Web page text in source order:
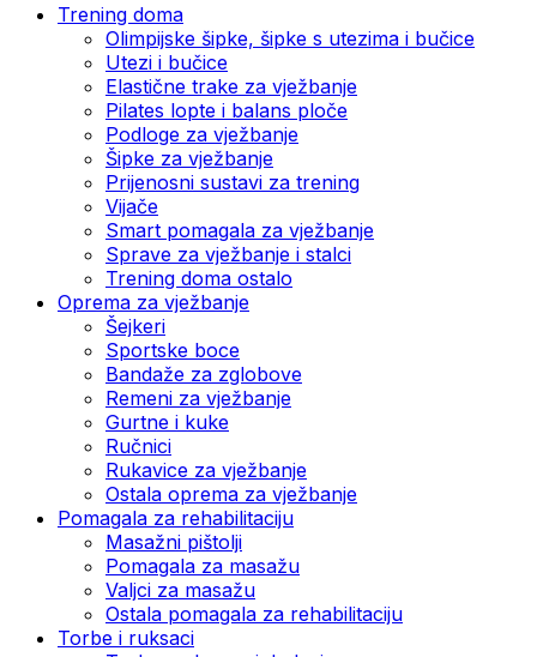
Trening doma
Olimpijske šipke, šipke s utezima i bučice
Utezi i bučice
Elastične trake za vježbanje
Pilates lopte i balans ploče
Podloge za vježbanje
Šipke za vježbanje
Prijenosni sustavi za trening
Vijače
Smart pomagala za vježbanje
Sprave za vježbanje i stalci
Trening doma ostalo
Oprema za vježbanje
Šejkeri
Sportske boce
Bandaže za zglobove
Remeni za vježbanje
Gurtne i kuke
Ručnici
Rukavice za vježbanje
Ostala oprema za vježbanje
Pomagala za rehabilitaciju
Masažni pištolji
Pomagala za masažu
Valjci za masažu
Ostala pomagala za rehabilitaciju
Torbe i ruksaci